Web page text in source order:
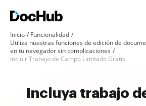
Inicio
Funcionalidad
Utiliza nuestras funciones de edición de
en tu navegador sin complicaciones
Incluir Trabajo de Campo Limitado Gratis
Incluya trabajo